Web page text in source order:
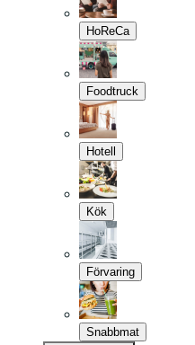
HoReCa
Foodtruck
Hotell
Kök
Förvaring
Snabbmat